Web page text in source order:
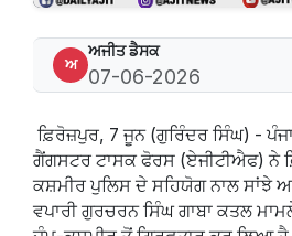
ਅ
ਅਜੀਤ ਡੈਸਕ
07-06-2026
ਫ਼ਿਰੋਜ਼ਪੁਰ, 7 ਜੂਨ (ਗੁਰਿੰਦਰ ਸਿੰਘ) -
ਗੈਂਗਸਟਰ ਟਾਸਕ ਫੋਰਸ (ਏਜੀਟੀਐਫ) ਨੇ
ਕਸ਼ਮੀਰ ਪੁਲਿਸ ਦੇ ਸਹਿਯੋਗ ਨਾਲ ਸਾਂਝੇ
ਵਪਾਰੀ ਗੁਰਚਰਨ ਸਿੰਘ ਗਾਬਾ ਕਤਲ